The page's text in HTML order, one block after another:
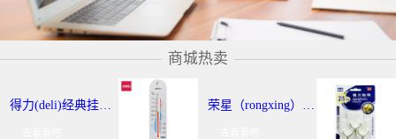
商城热卖
得力(deli)经典挂壁式温度计 个性化提示温湿度计 办公用品 9013 荣星（rongxing）RX-220 超强力粘钩/挂钩（2KG） 3个/卡